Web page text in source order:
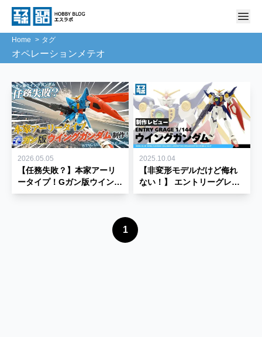
Home タグ
オペレーションメテオ
2026.05.05
【任務失敗？】本家アーリ
ータイプ！Gガン版ウイング
ガンダムを制作してみた！
2025.10.04
【非変形モデルだけど侮れ
ない！】 エントリーグレー
ド 1/144 ウイングガンダム
1